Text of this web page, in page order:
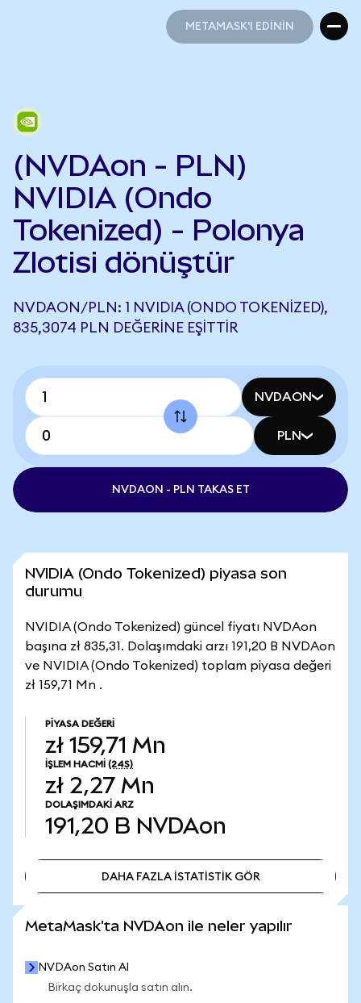
METAMASK'I EDİNİN
(NVDAon - PLN)
NVIDIA (Ondo
Tokenized) - Polonya
Zlotisi dönüştür
NVDAON/PLN: 1 NVIDIA (ONDO TOKENIZED),
835,3074 PLN DEĞERINE EŞITTIR
NVDAON
PLN
NVDAON - PLN TAKAS ET
NVIDIA (Ondo Tokenized) piyasa son
durumu
NVIDIA (Ondo Tokenized) güncel fiyatı NVDAon
başına zł 835,31. Dolaşımdaki arzı 191,20 B NVDAon
ve NVIDIA (Ondo Tokenized) toplam piyasa değeri
zł 159,71 Mn .
PIYASA DEĞERI
zł 159,71 Mn
İŞLEM HACMI (24S)
zł 2,27 Mn
DOLAŞIMDAKI ARZ
191,20 B NVDAon
DAHA FAZLA İSTATİSTİK GÖR
MetaMask'ta NVDAon ile neler yapılır
NVDAon Satın Al
Birkaç dokunuşla satın alın.